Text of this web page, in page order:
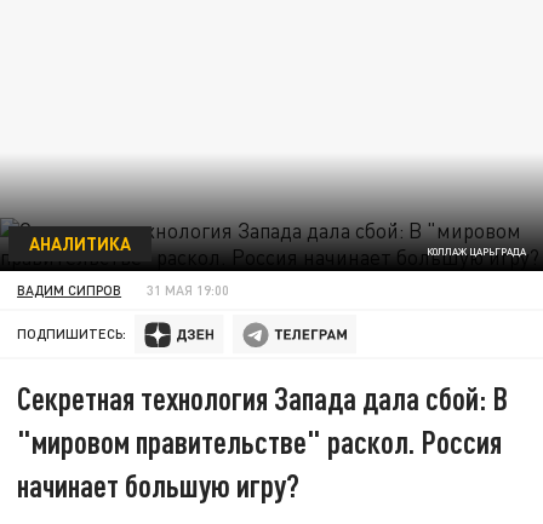
КОЛЛАЖ ЦАРЬГРАДА
АНАЛИТИКА
ВАДИМ СИПРОВ 31 МАЯ 19:00
ПОДПИШИТЕСЬ:
Секретная технология Запада дала сбой: В
"мировом правительстве" раскол. Россия
начинает большую игру?